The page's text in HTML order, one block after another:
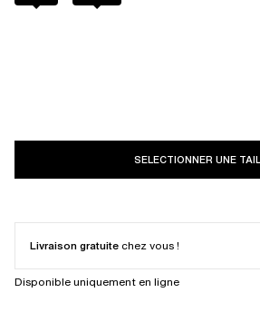
SELECTIONNER UNE
Livraison gratuite chez vous !
Disponible uniquement en ligne